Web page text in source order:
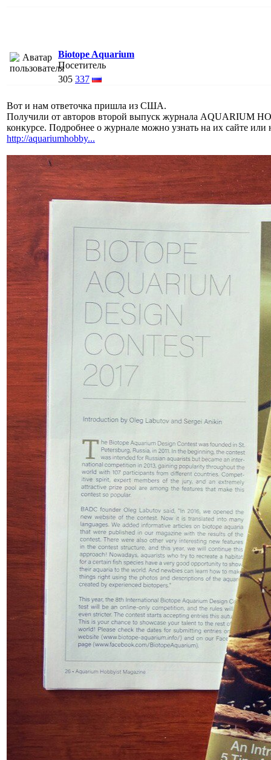
Biotope Aquarium
Посетитель
305 337
Вот и нам ответочка пришла из США.
Получили от авторов второй выпуск журнала AQUARIUM
конкурсе. Подробнее о журнале можно узнать на их сайте или
http://aquariumhobby...